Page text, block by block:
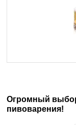
Огромный
пивоварения!